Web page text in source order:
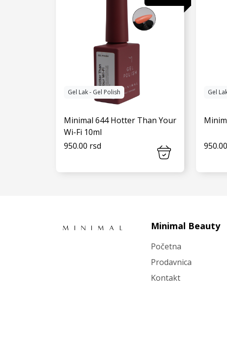
VIDI JOŠ
Gel Lak - Gel Polish
Minimal 644 Hotter Than Your
Wi-Fi 10ml
950.00 rsd
Gel
Minimal Beauty
Početna
Prodavnica
Kontakt